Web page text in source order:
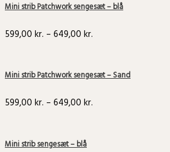
Mini strib Patchwork sengesæt – blå
599,00 kr. – 649,00 kr.
Mini strib Patchwork sengesæt – Sand
599,00 kr. – 649,00 kr.
Mini strib sengesæt – blå